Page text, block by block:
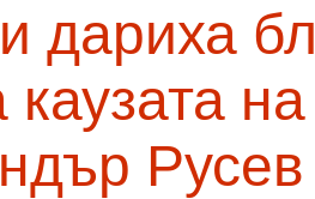
дариха
каузата
Русев